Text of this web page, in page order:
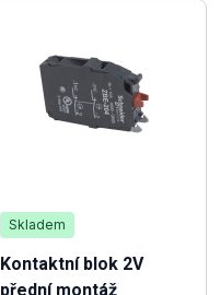
Skladem
Kontaktní blok 2V
přední montáž